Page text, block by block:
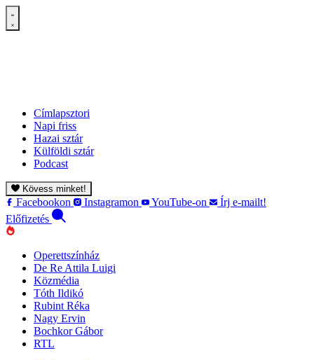
Címlapsztori
Napi friss
Hazai sztár
Külföldi sztár
Podcast
Kövess minket!
Facebookon Instagramon YouTube-on
Írj e-mailt!
Előfizetés
Operettszínház
De Re Attila Luigi
Közmédia
Tóth Ildikó
Rubint Réka
Nagy Ervin
Bochkor Gábor
RTL